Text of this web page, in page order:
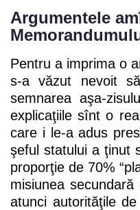
Argumentele
Pentru a imprima o
s-a văzut nevoit
semnarea aşa-
explicaţiile sînt o
care i le-a adus
şeful statului a ţinut
proporţie de 70%
misiunea
atunci autorităţile